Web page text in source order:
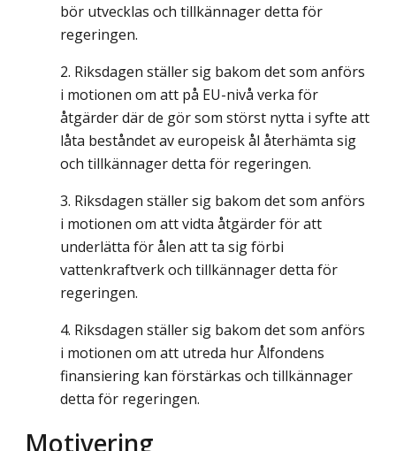
bör utvecklas och tillkännager detta för
regeringen.
Riksdagen ställer sig bakom det som anförs
i motionen om att på EU-nivå verka för
åtgärder där de gör som störst nytta i syfte att
låta beståndet av europeisk ål återhämta sig
och tillkännager detta för regeringen.
Riksdagen ställer sig bakom det som anförs
i motionen om att vidta åtgärder för att
underlätta för ålen att ta sig förbi
vattenkraftverk och tillkännager detta för
regeringen.
Riksdagen ställer sig bakom det som anförs
i motionen om att utreda hur Ålfondens
finansiering kan förstärkas och tillkännager
detta för regeringen.
Motivering